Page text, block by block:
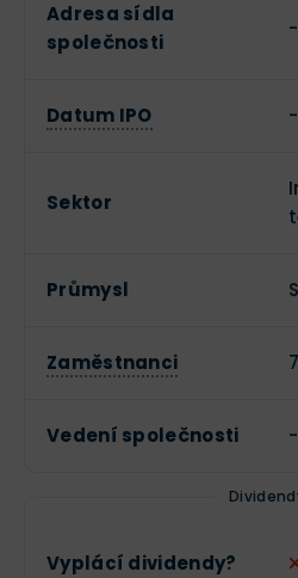
Adresa sídla
společnosti
Datum IPO
Sektor
Průmysl
Zaměstnanci
Vedení společnosti
Vyplácí dividendy?